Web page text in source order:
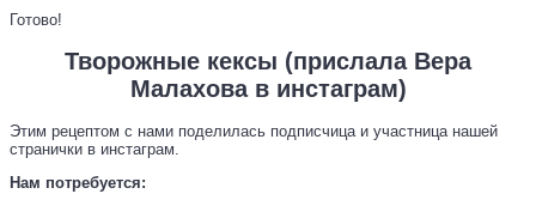
Готово!
Творожные кексы (прислала Вера
Малахова в инстаграм)
Этим рецептом с нами поделилась подписчица и участница нашей
странички в инстаграм.
Нам потребуется: